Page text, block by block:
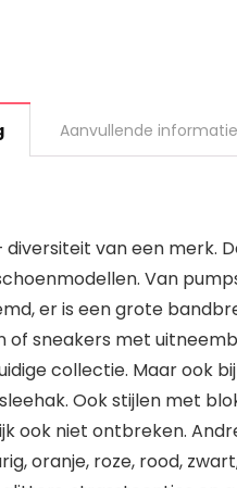
Aanvullende informatie
diversiteit van een merk.
Van
er is een grote
sneakers met
collectie. Maar ook
Ook stijlen met
ook niet ontbreken.
oranje, roze, rood,